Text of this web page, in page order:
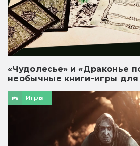
«Чудолесье» и «Драконье
необычные книги-игры для
Игры